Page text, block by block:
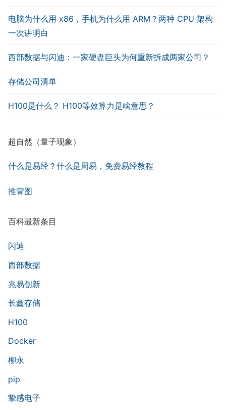
电脑为什么用 x86，手机为什么用 ARM？两种 CPU 架构
一次讲明白
西部数据与闪迪：一家硬盘巨头为何重新拆成两家公司？
存储公司清单
H100是什么？ H100等效算力是啥意思？
超自然（量子现象）
什么是易经？什么是周易，免费易经教程
推背图
百科最新条目
闪迪
西部数据
兆易创新
长鑫存储
H100
Docker
柳永
pip
挚感电子